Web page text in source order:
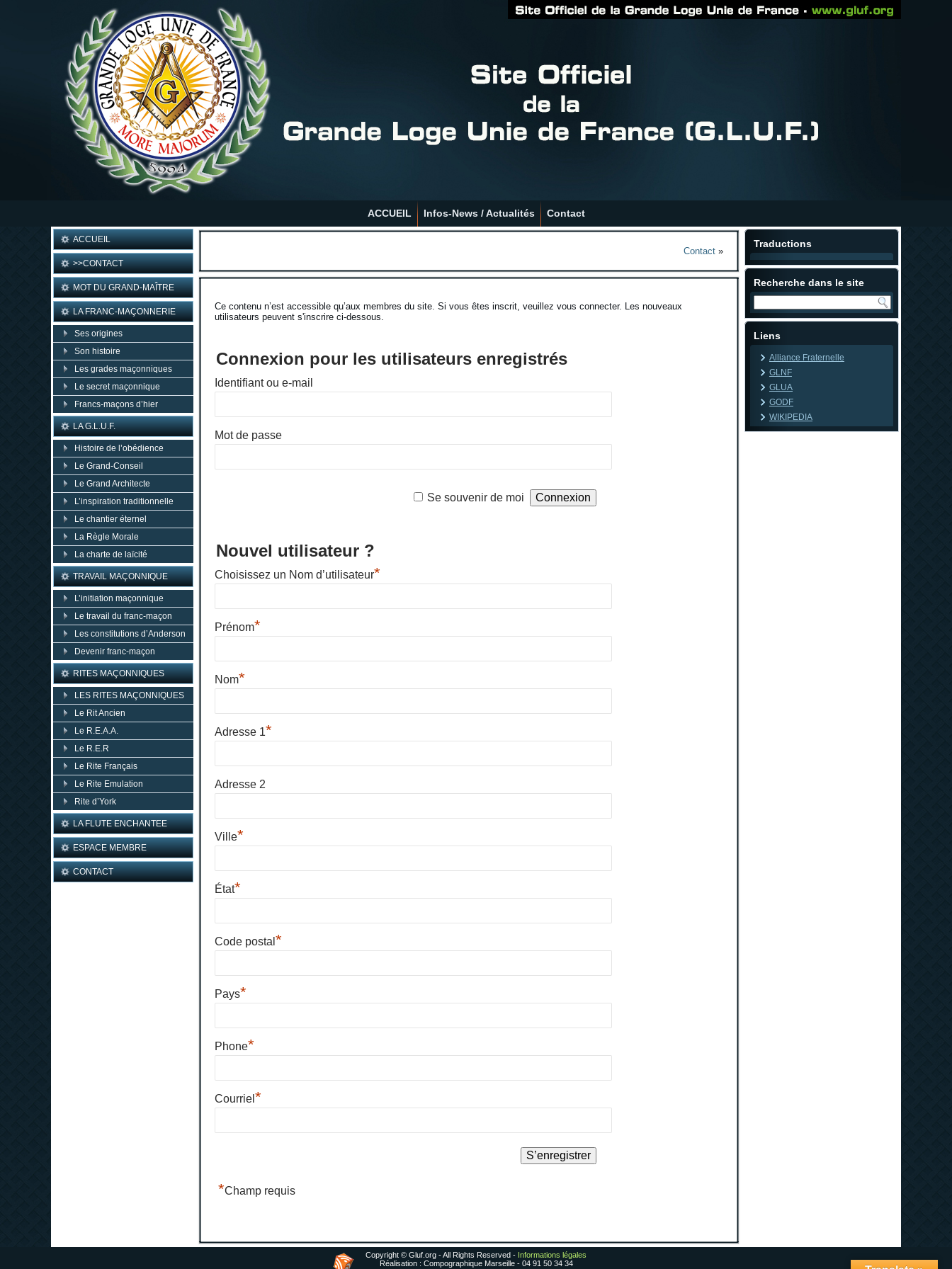
ACCUEIL Infos-News / Actualités Contact
ACCUEIL
>>CONTACT
MOT DU GRAND-MAÎTRE
LA FRANC-MAÇONNERIE
Ses origines
Son histoire
Les grades maçonniques
Le secret maçonnique
Francs-maçons d’hier
LA G.L.U.F.
Histoire de l’obédience
Le Grand-Conseil
Le Grand Architecte
L’inspiration traditionnelle
Le chantier éternel
La Règle Morale
La charte de laïcité
TRAVAIL MAÇONNIQUE
L’initiation maçonnique
Le travail du franc-maçon
Les constitutions d’Anderson
Devenir franc-maçon
RITES MAÇONNIQUES
LES RITES MAÇONNIQUES
Le Rit Ancien
Le R.E.A.A.
Le R.E.R
Le Rite Français
Le Rite Emulation
Rite d’York
LA FLUTE ENCHANTEE
ESPACE MEMBRE
CONTACT
Contact »
Ce contenu n’est accessible qu’aux membres du site. Si vous êtes inscrit, veuillez vous connecter. Les nouveaux
utilisateurs peuvent s'inscrire ci-dessous.
Connexion pour les utilisateurs enregistrés
Identifiant ou e-mail
Mot de passe
Se souvenir de moi
Nouvel utilisateur ?
Choisissez un Nom d’utilisateur*
Prénom*
Nom*
Adresse 1*
Adresse 2
Ville*
État*
Code postal *
Pays*
Phone*
Courriel *
*Champ requis
Traductions
Recherche dans le site
Liens
Alliance Fraternelle
GLNF
GLUA
GODF
WIKIPEDIA
Copyright © Gluf.org - All Rights Reserved - Informations légales
Réalisation : Compographique Marseille - 04 91 50 34 34